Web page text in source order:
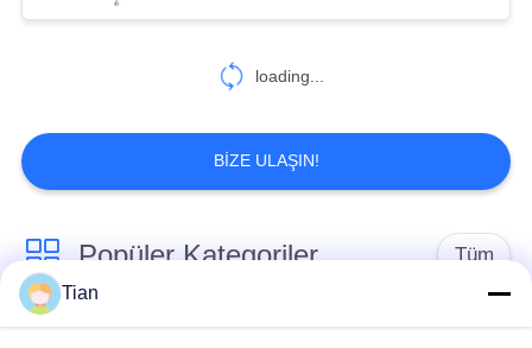
loading...
BIZE ULAŞIN!
Popüler Kategoriler Tüm
Sert Kutu Yapma
Karton kutu yapımı
Tian